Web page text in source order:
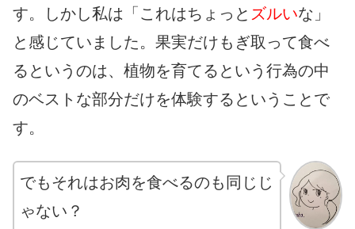
す。しかし私は「これはちょっと ズルいな」
と感じていました。果実だけもぎ取って食べ
るというのは、植物を育てるという行為の中
のベストな部分だけを体験するということで
す。
でもそれはお肉を食べるのも同じじ
ゃない？